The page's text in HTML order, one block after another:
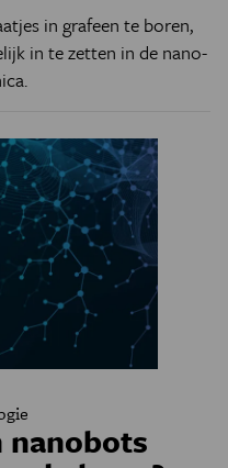
in grafeen te boren,
in te zetten in de nano-
nanobots